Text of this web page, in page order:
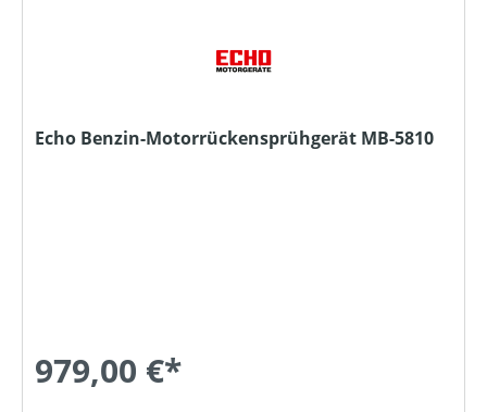
Echo Benzin-Motorrückensprühgerät MB-5810
979,00 €*